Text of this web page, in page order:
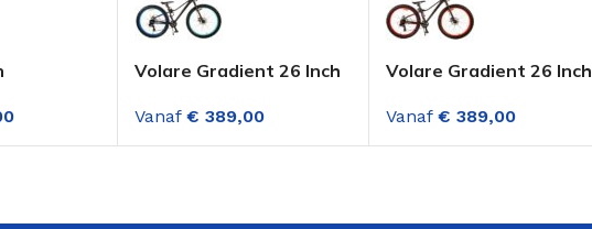
Volare Gradient 26 Inch
Blauw 7 Versnellingen
Vanaf € 389,00
Volare Gradient 26 Inch
Oranje 7 Versnellingen
Vanaf € 389,00